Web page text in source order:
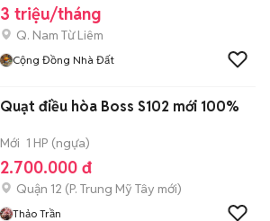
3 triệu/tháng
Q. Nam Từ Liêm
Cộng Đồng Nhà Đất
Quạt điều hòa Boss S102 mới 100%
Mới 1 HP (ngựa)
2.700.000 đ
Quận 12 (P. Trung Mỹ Tây mới)
Thảo Trần